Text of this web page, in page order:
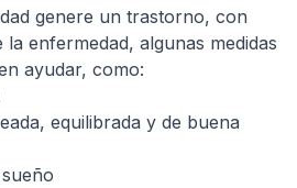
genere un trastorno, con
enfermedad, algunas medidas
ayudar, como:
equilibrada y de buena